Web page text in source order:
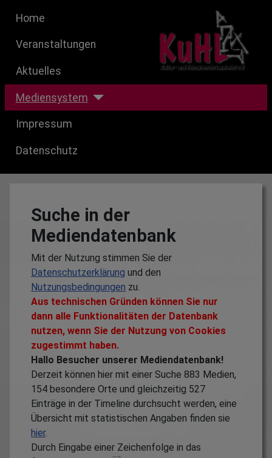
Home
Veranstaltungen
Aktuelles
Mediensystem
Impressum
Datenschutz
Suche in der
Mediendatenbank
Mit der Nutzung stimmen Sie der
Datenschutzerklärung und den
Nutzungsbedingungen zu.
Aus technischen Gründen können Sie nur
dann alle Funktionalitäten der Datenbank
nutzen, wenn Sie der Nutzung von Cookies
zugestimmt haben.
Hallo Besucher unserer Mediendatenbank!
Derzeit können hier mit einer Suche 883 Medien,
154 besondere Orte und gleichzeitig 527
Einträge in der Timeline durchsucht werden, eine
Übersicht mit statistischen Angaben finden sie
hier.
Durch Eingabe einer Zeichenfolge in das